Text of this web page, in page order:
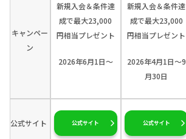
キャンペー
ン
新規入会＆条件達
成で最大23,000
円相当プレゼント
2026年6月1日～
新規入会＆条件達
成で最大23,000
円相当プレゼント
2026年4月1日～9
月30日
公式サイト 公式サイト 公式サイト